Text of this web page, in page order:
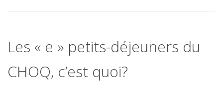
Les « e » petits-déjeuners du
CHOQ, c’est quoi?